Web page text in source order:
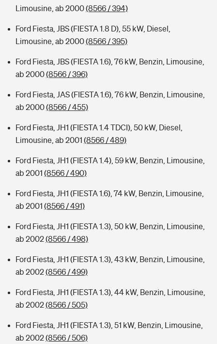
Limousine, ab 2000(8566 / 394)
Ford Fiesta, JBS (FIESTA 1.8 D), 55 kW, Diesel,
Limousine, ab 2000(8566 / 395)
Ford Fiesta, JBS (FIESTA 1.6), 76 kW, Benzin, Limousine,
ab 2000(8566 / 396)
Ford Fiesta, JAS (FIESTA 1.6), 76 kW, Benzin, Limousine,
ab 2000(8566 / 455)
Ford Fiesta, JH1 (FIESTA 1.4 TDCI), 50 kW, Diesel,
Limousine, ab 2001 (8566 / 489)
Ford Fiesta, JH1 (FIESTA 1.4), 59 kW, Benzin, Limousine,
ab 2001 (8566 / 490)
Ford Fiesta, JH1 (FIESTA 1.6), 74 kW, Benzin, Limousine,
ab 2001 (8566 / 491)
Ford Fiesta, JH1 (FIESTA 1.3), 50 kW, Benzin, Limousine,
ab 2002(8566 / 498)
Ford Fiesta, JH1 (FIESTA 1.3), 43 kW, Benzin, Limousine,
ab 2002(8566 / 499)
Ford Fiesta, JH1 (FIESTA 1.3), 44 kW, Benzin, Limousine,
ab 2002(8566 / 505)
Ford Fiesta, JH1 (FIESTA 1.3), 51 kW, Benzin, Limousine,
ab 2002(8566 / 506)